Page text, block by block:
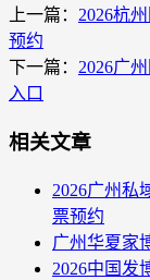
上一篇： 2026杭
预约
下一篇： 2026广
入口
相关文章
2026广州私
票预约
广州华夏家
2026中国发